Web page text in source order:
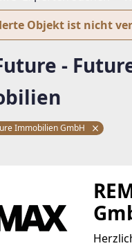
Objekt ist nicht
-
Immobilien GmbH